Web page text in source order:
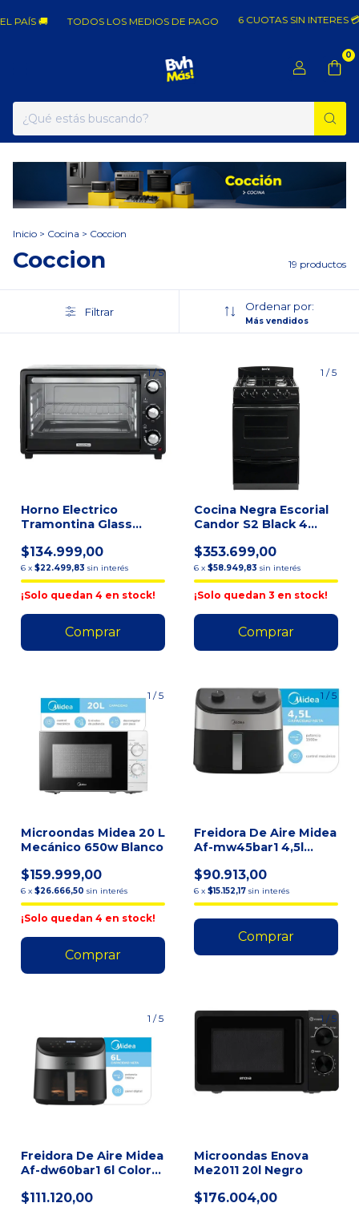
🚚 TODOS LOS MEDIOS DE PAGO 6 CUOTAS SIN INTERES 💳
0
Inicio > Cocina > Coccion
Coccion 19 productos
Filtrar Ordenar por:
Más vendidos
1/5
Horno Electrico
Tramontina Glass
$134.999,00
6 x $22.499,83 sin interés
¡Solo quedan 4 en stock!
1 /5
Cocina Negra Escorial
Candor S2 Black 4
$353.699,00
6 x $58.949,83 sin interés
¡Solo quedan 3 en stock!
1 /5
Microondas Midea 20 L
Mecánico 650w Blanco
$159.999,00
6 x $26.666,50 sin interés
¡Solo quedan 4 en stock!
1 /5
Freidora De Aire Midea
Af-mw45bar1 4,5l
$90.913,00
6 x $15.152,17 sin interés
1 /5
Freidora De Aire Midea
Af-dw60bar1 6l Color
$111.120,00
1 / 5
Microondas Enova
Me2011 20l Negro
$176.004,00